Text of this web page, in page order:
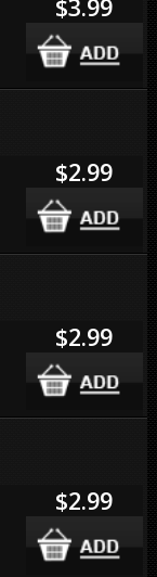
$3.99
$2.99
$2.99
$2.99